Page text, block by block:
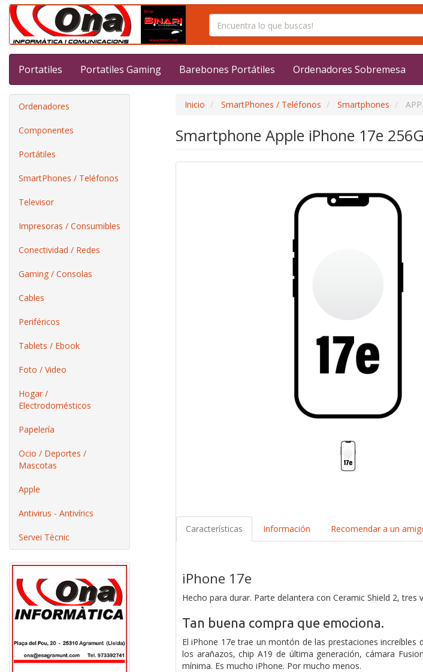
Portatiles Portatiles Gaming Barebones Portátiles Ordenadores Sobremesa
Ordenadores
Componentes
Portátiles
SmartPhones / Teléfonos
Televisor
Impresoras / Consumibles
Conectividad / Redes
Gaming / Consolas
Cables
Periféricos
Tablets / Ebook
Foto / Video
Hogar /
Electrodomésticos
Papelería
Ocio / Deportes /
Mascotas
Apple
Antivirus - Antivírics
Servei Tècnic
Inicio SmartPhones / Teléfonos Smartphones
Smartphone Apple iPhone 17e
Características Información Recomendar a un
iPhone 17e
Hecho para durar. Parte delantera con Ceramic Shield 2, tres
Tan buena compra que emociona.
El iPhone 17e trae un montón de las prestaciones
los arañazos, chip A19 de última generación, cámara
mínima. Es mucho iPhone. Por mucho menos.